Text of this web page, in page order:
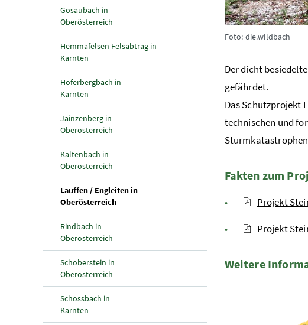
Gosaubach in
Oberösterreich
Hemmafelsen Felsabtrag in
Kärnten
Hoferbergbach in
Kärnten
Jainzenberg in
Oberösterreich
Kaltenbach in
Oberösterreich
Lauffen / Engleiten in
Oberösterreich(aktuelle Seite)
Rindbach in
Oberösterreich
Schoberstein in
Oberösterreich
Schossbach in
Kärnten
Foto: die.wildbach
Der dicht
gefährdet.
Das Schutzprojekt
technischen und
Sturmkatastrophen
Fakten zum
Projekt
Projekt
Weitere